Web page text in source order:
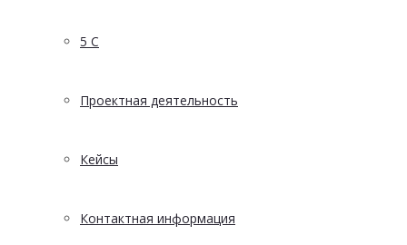
5 С
Проектная деятельность
Кейсы
Контактная информация